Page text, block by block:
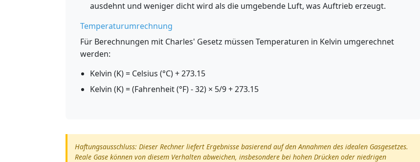
ausdehnt und weniger dicht wird als die umgebende Luft, was Auftrieb erzeugt.
Temperaturumrechnung
Für Berechnungen mit Charles' Gesetz müssen Temperaturen in Kelvin umgerechnet
werden:
Kelvin (K) = Celsius (°C) + 273.15
Kelvin (K) = (Fahrenheit (°F) - 32) × 5/9 + 273.15
Haftungsausschluss: Dieser Rechner liefert Ergebnisse basierend auf den Annahmen des idealen Gasgesetzes.
Reale Gase können von diesem Verhalten abweichen, insbesondere bei hohen Drücken oder niedrigen